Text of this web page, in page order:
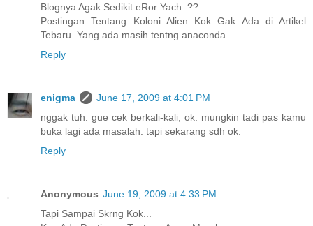
Blognya Agak Sedikit eRor Yach..??
Postingan Tentang Koloni Alien Kok Gak Ada di Artikel
Tebaru..Yang ada masih tentng anaconda
Reply
enigma
June 17, 2009 at 4:01 PM
nggak tuh. gue cek berkali-kali, ok. mungkin tadi pas kamu
buka lagi ada masalah. tapi sekarang sdh ok.
Reply
Anonymous June 19, 2009 at 4:33 PM
Tapi Sampai Skrng Kok...